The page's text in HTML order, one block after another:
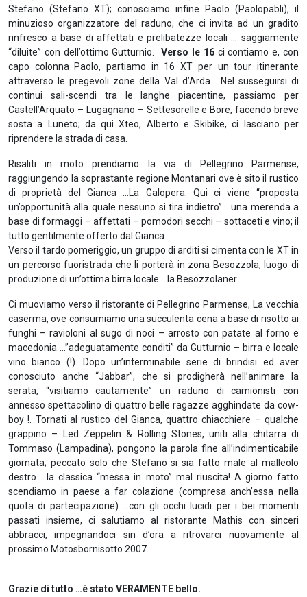
Stefano (Stefano XT); conosciamo infine Paolo (Paolopabli), il
minuzioso organizzatore del raduno, che ci invita ad un gradito
rinfresco a base di affettati e prelibatezze locali … saggiamente
“diluite” con dell’ottimo Gutturnio.Verso le 16ci contiamo e, con
capo colonna Paolo, partiamo in 16 XT per un tour itinerante
attraverso le pregevoli zone della Val d’Arda. Nel susseguirsi di
continui sali-scendi tra le langhe piacentine, passiamo per
Castell’Arquato – Lugagnano – Settesorelle e Bore, facendo breve
sosta a Luneto; da qui Xteo, Alberto e Skibike, ci lasciano per
riprendere la strada di casa.
Risaliti in moto prendiamo la via di Pellegrino Parmense,
raggiungendo la soprastante regione Montanari ove è sito il rustico
di proprietà del Gianca …La Galopera. Qui ci viene “proposta
un’opportunità alla quale nessuno si tira indietro” …una merenda a
base di formaggi – affettati – pomodori secchi – sottaceti e vino; il
tutto gentilmente offerto dal Gianca.
Verso il tardo pomeriggio, un gruppo di arditi si cimenta con le XT in
un percorso fuoristrada che li porterà in zona Besozzola, luogo di
produzione di un’ottima birra locale …la Besozzolaner.
Ci muoviamo verso il ristorante di Pellegrino Parmense, La vecchia
caserma, ove consumiamo una succulenta cena a base di risotto ai
funghi – ravioloni al sugo di noci – arrosto con patate al forno e
macedonia …”adeguatamente conditi” da Gutturnio – birra e locale
vino bianco (!). Dopo un’interminabile serie di brindisi ed aver
conosciuto anche “Jabbar”, che si prodigherà nell’animare la
serata, “visitiamo cautamente” un raduno di camionisti con
annesso spettacolino di quattro belle ragazze agghindate da cow-
boy !. Tornati al rustico del Gianca, quattro chiacchiere – qualche
grappino – Led Zeppelin & Rolling Stones, uniti alla chitarra di
Tommaso (Lampadina), pongono la parola fine all’indimenticabile
giornata; peccato solo che Stefano si sia fatto male al malleolo
destro …la classica “messa in moto” mal riuscita! A giorno fatto
scendiamo in paese a far colazione (compresa anch’essa nella
quota di partecipazione) …con gli occhi lucidi per i bei momenti
passati insieme, ci salutiamo al ristorante Mathis con sinceri
abbracci, impegnandoci sin d’ora a ritrovarci nuovamente al
prossimo Motosbornisotto 2007.
Grazie di tutto …è stato VERAMENTE bello.